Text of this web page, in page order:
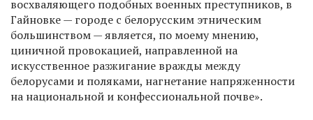
восхваляющего подобных военных преступников, в
Гайновке — городе с белорусским этническим
большинством — является, по моему мнению,
циничной провокацией, направленной на
искусственное разжигание вражды между
белорусами и поляками, нагнетание напряженности
на национальной и конфессиональной почве».